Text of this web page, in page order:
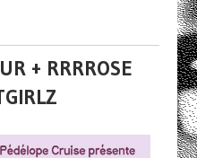
+ RRRROSE